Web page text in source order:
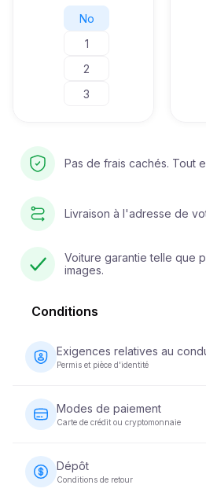
No
1
2
3
Pas de frais cachés. Tout
Livraison à l'adresse de
Voiture garantie telle que
images.
Conditions
Exigences relatives au
Permis et pièce d'identité
titulaire d'un permis de conduire
d'identité (passeport ou carte
également requise. Certains
depuis au moins 2 ans.
Modes de paiement
Carte de crédit ou cryptomonnaie
effectués par carte de crédit ou
paiement intégral est exigé au
afin de garantir votre réservation.
Dépôt
Conditions de retour